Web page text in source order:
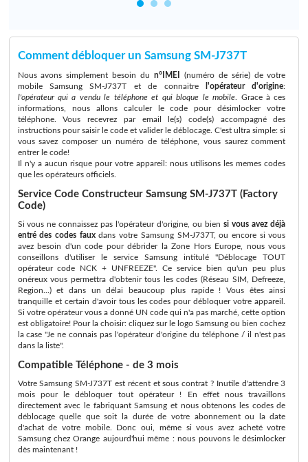
Comment débloquer un Samsung SM-J737T
Nous avons simplement besoin du n°IMEI
(numéro de série) de votre
mobile Samsung SM-J737T et de connaitre
l'opérateur d'origine:
l'opérateur qui a vendu le téléphone et qui bloque le mobile . Grace à ces
informations, nous allons calculer le code pour désimlocker votre
téléphone. Vous recevrez par email le(s) code(s) accompagné des
instructions pour saisir le code et valider le déblocage. C'est ultra simple: si
vous savez composer un numéro de téléphone, vous saurez comment
entrer le code!
Il n'y a aucun risque pour votre appareil: nous utilisons les memes codes
que les opérateurs officiels.
Service Code Constructeur Samsung SM-J737T (Factory
Code)
Si vous ne connaissez pas l'opérateur d'origine, ou bien si vous avez déjà
entré des codes fauxdans votre Samsung SM-J737T, ou encore si vous
avez besoin d'un code pour débrider la Zone Hors Europe, nous vous
conseillons d'utiliser le service Samsung intitulé "Déblocage TOUT
opérateur code NCK + UNFREEZE". Ce service bien qu'un peu plus
onéreux vous permettra d'obtenir tous les codes (Réseau SIM, Defreeze,
Region...) et dans un délai beaucoup plus rapide ! Vous êtes ainsi
tranquille et certain d'avoir tous les codes pour débloquer votre appareil.
Si votre opérateur vous a donné UN code qui n'a pas marché, cette option
est obligatoire! Pour la choisir: cliquez sur le logo Samsung ou bien cochez
la case "Je ne connais pas l'opérateur d'origine du téléphone / il n'est pas
dans la liste".
Compatible Téléphone - de 3 mois
Votre Samsung SM-J737T est récent et sous contrat ? Inutile d'attendre 3
mois pour le débloquer tout opérateur ! En effet nous travaillons
directement avec le fabriquant Samsung et nous obtenons les codes de
déblocage quelle que soit la durée de votre abonnement ou la date
d'achat de votre mobile. Donc oui, même si vous avez acheté votre
Samsung chez Orange aujourd'hui même : nous pouvons le désimlocker
dès maintenant !